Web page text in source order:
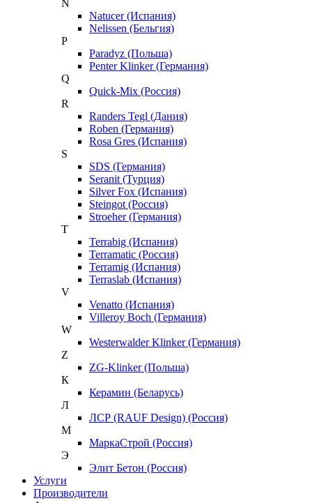
N
Natucer (Испания)
Nelissen (Бельгия)
P
Paradyz (Польша)
Penter Klinker (Германия)
Q
Quick-Mix (Россия)
R
Randers Tegl (Дания)
Roben (Германия)
Rosa Gres (Испания)
S
SDS (Германия)
Seranit (Турция)
Silver Fox (Испания)
Steingot (Россия)
Stroeher (Германия)
T
Terrabig (Испания)
Terramatic (Россия)
Terramig (Испания)
Terraslab (Испания)
V
Venatto (Испания)
Villeroy Boch (Германия)
W
Westerwalder Klinker (Германия)
Z
ZG-Klinker (Польша)
К
Керамин (Беларусь)
Л
ЛСР (RAUF Design) (Россия)
М
МаркаСтрой (Россия)
Э
Элит Бетон (Россия)
Услуги
Производители